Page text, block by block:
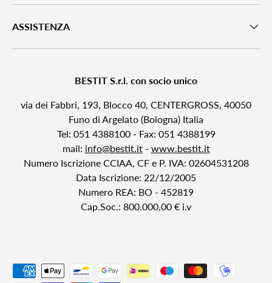
ASSISTENZA
BESTIT S.r.l. con socio unico
via dei Fabbri, 193, Blocco 40, CENTERGROSS, 40050
Funo di Argelato (Bologna) Italia
Tel: 051 4388100 - Fax: 051 4388199
mail: info@bestit.it- www.bestit.it
Numero Iscrizione CCIAA, CF e P. IVA: 02604531208
Data Iscrizione: 22/12/2005
Numero REA: BO - 452819
Cap.Soc.: 800.000,00 € i.v
Payment methods accepted